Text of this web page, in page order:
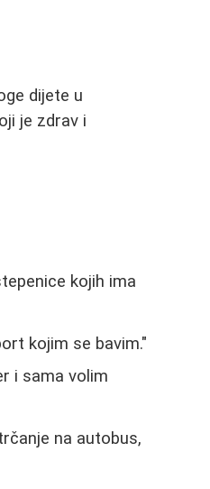
dijete u
je zdrav i
kojih ima
kojim se bavim."
i sama volim
na autobus,